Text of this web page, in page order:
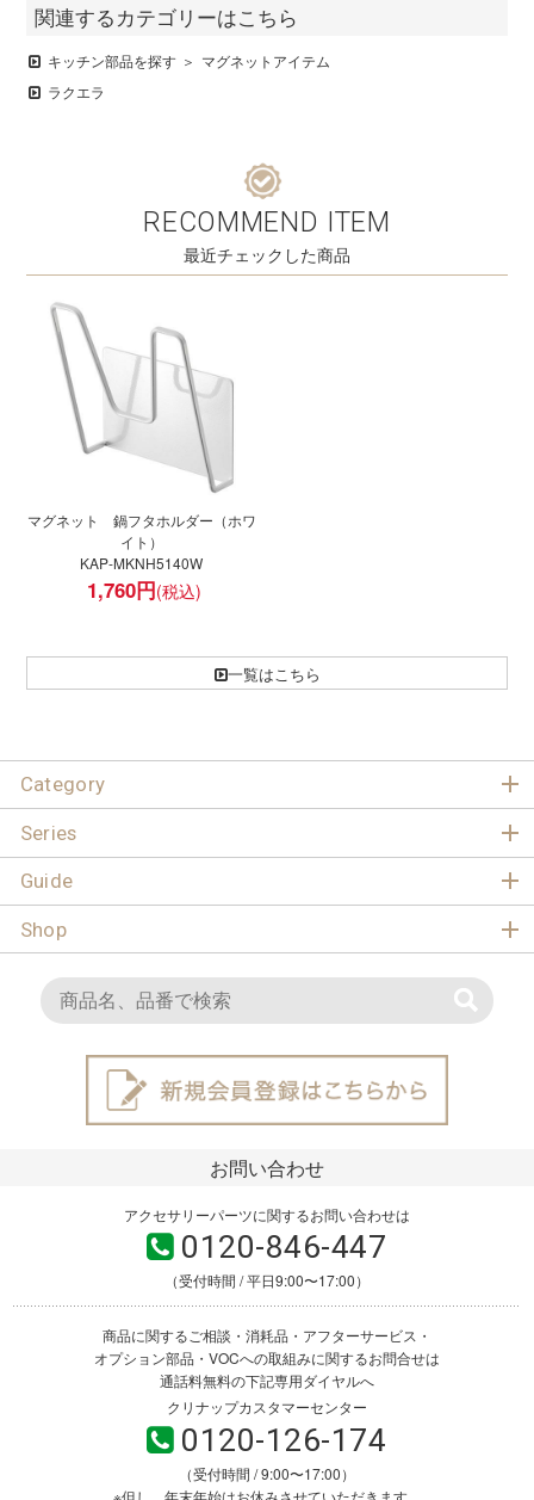
関連するカテゴリーはこちら
キッチン部品を探す
マグネットアイテム
ラクエラ
RECOMMEND ITEM
最近チェックした商品
マグネット 鍋フタホルダー（ホワ
イト）
KAP-MKNH5140W
1,760円
一覧はこちら
Category
Series
Guide
Shop
お問い合わせ
アクセサリーパーツに関するお問い合わせは
0120-846-447
（受付時間 / 平日9:00〜17:00）
商品に関するご相談・消耗品・アフターサービス・
オプション部品・VOCへの取組みに関するお問合せは
通話料無料の下記専用ダイヤルへ
クリナップカスタマーセンター
0120-126-174
（受付時間 / 9:00〜17:00）
※但し、年末年始はお休みさせていただきます。